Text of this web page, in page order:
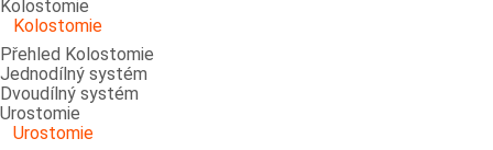
Kolostomie
Kolostomie
Přehled Kolostomie
Jednodílný systém
Dvoudílný systém
Urostomie
Urostomie